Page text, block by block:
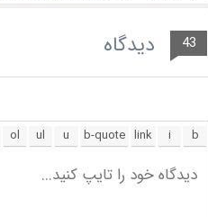
43 دیدگاه